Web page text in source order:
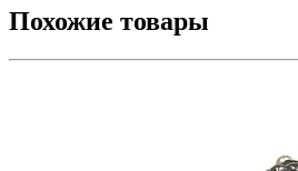
Похожие товары